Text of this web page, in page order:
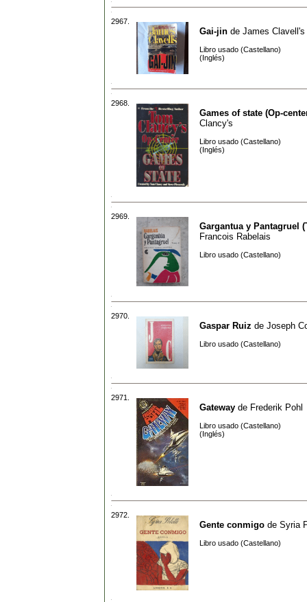
2967.
Gai-jin de James Clavell's
Libro usado (Castellano)
(Inglés)
2968.
Games of state (Op-
Clancy's
Libro usado (Castellano)
(Inglés)
2969.
Gargantua y Pantagruel
Francois Rabelais
Libro usado (Castellano)
2970.
Gaspar Ruiz de Joseph
Libro usado (Castellano)
2971.
Gateway de Frederik Pohl
Libro usado (Castellano)
(Inglés)
2972.
Gente conmigo de Syria
Libro usado (Castellano)